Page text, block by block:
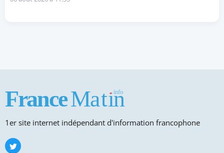
1er site internet indépendant d'information francophone